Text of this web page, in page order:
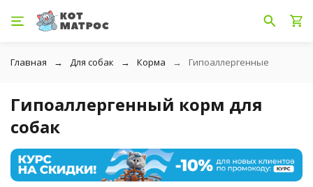
Главная Для собак Корма Гипоаллергенные
Гипоаллергенный корм для
собак